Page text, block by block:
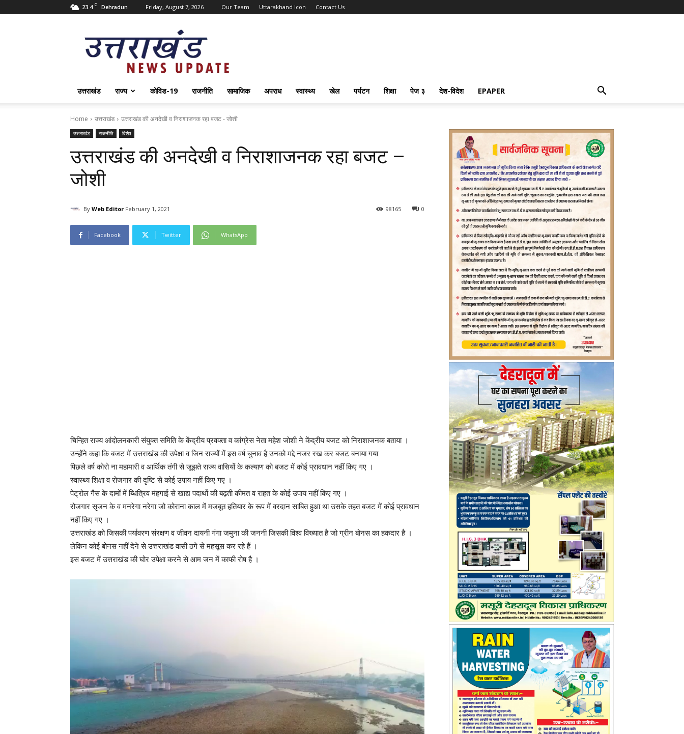
23.4 C Dehradun Friday, August 7, 2026 Our Team Uttarakhand Icon Contact Us
Uttarakhand
News
Update
उत्तराखंड राज्य कोविड-19 राजनीति सामाजिक अपराध स्वास्थ्य खेल पर्यटन शिक्षा पेज ३ देश-विदेश EPAPER
Home उत्तराखंड उत्तराखंड की अनदेखी व निराशाजनक रहा बजट - जोशी
उत्तराखंड राजनीति विशेष
उत्तराखंड की अनदेखी व निराशाजनक रहा बजट –
जोशी
By Web Editor February 1, 2021 0
98165
Facebook Twitter WhatsApp
चिन्हित राज्य आंदोलनकारी संयुक्त समिति के केंद्रीय प्रवक्ता व कांग्रेस नेता महेश जोशी ने केंद्रीय बजट को निराशाजनक बताया ।
उन्होंने कहा कि बजट में उत्तराखंड की उपेक्षा व जिन राज्यों में इस वर्ष चुनाव है उनको मद्दे नजर रख कर बजट बनाया गया
पिछले वर्ष कोरो ना महामारी व आर्थिक तंगी से जूझते राज्य वासियों के कल्याण को बजट में कोई प्रावधान नहीं किए गए ।
स्वास्थ्य शिक्षा व रोजगार की दृष्टि से कोई उपाय नहीं किए गए ।
पेट्रोल गैस के दामों में ब्धित्रिव मंहगाई से खाद्य पदार्थो की बढ़ती कीमत व राहत के कोई उपाय नहीं किए गए ।
रोजगार सृजन के व मनरेगा नरेगा जो कोराना काल में मजबूत हतियार के रूप में वरदान साबित हुआ था उसके तहत बजट में कोई प्रावधान
नहीं किए गए ।
उत्तराखंड को जिसकी पर्यावरण संरक्षण व जीवन दायनी गंगा जमुना की जननी जिसकी विश्व विख्यात है जो ग्रीन बोनस का हकदार है ।
लेकिन कोई बोनस नहीं देने से उत्तराखंड वासी ठगे से महसूस कर रहे हैं ।
इस बजट में उत्तराखंड की घोर उपेक्षा करने से आम जन में काफी रोष है ।